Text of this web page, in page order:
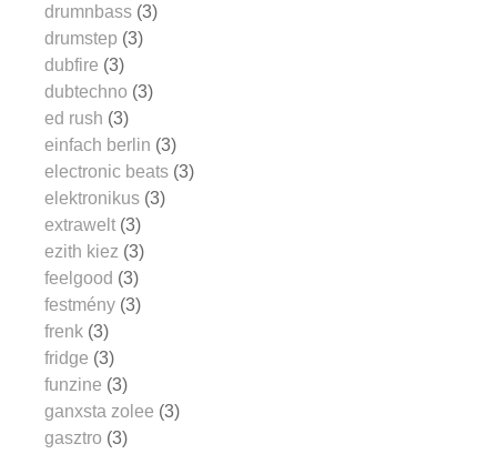
drumnbass (3)
drumstep (3)
dubfire (3)
dubtechno (3)
ed rush (3)
einfach berlin (3)
electronic beats (3)
elektronikus (3)
extrawelt (3)
ezith kiez (3)
feelgood (3)
festmény (3)
frenk (3)
fridge (3)
funzine (3)
ganxsta zolee (3)
gasztro (3)